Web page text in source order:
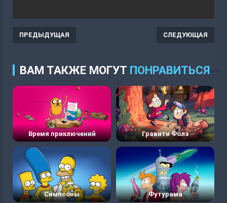
ПРЕДЫДУЩАЯ СЛЕДУЮЩАЯ
ВАМ ТАКЖЕ МОГУТ ПОНРАВИТЬСЯ
Время приключений Гравити Фолз
Симпсоны Футурама